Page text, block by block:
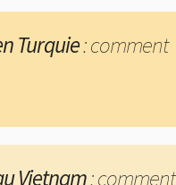
Turquie: comment
Vietnam: comment